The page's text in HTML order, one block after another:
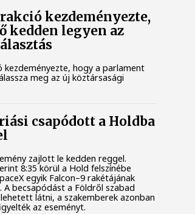
kezdeményezte,
kedden legyen az
kezdeményezte, hogy a parlament
meg az új köztársasági
csapódott a Holdba
zajlott le kedden reggel.
8:35 körül a Hold felszínébe
egyik Falcon–9 rakétájának
A becsapódást a Földről szabad
látni, a szakemberek azonban
az eseményt.